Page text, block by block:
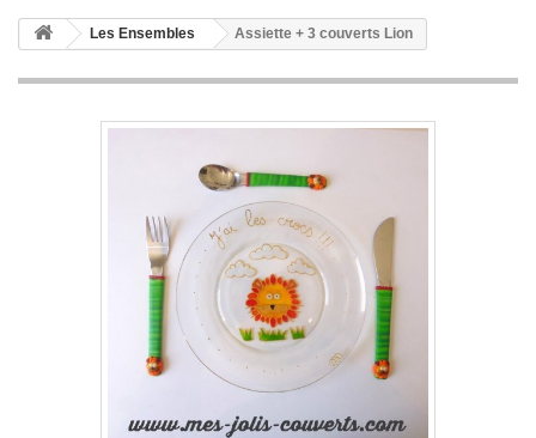
Les Ensembles Assiette + 3 couverts Lion